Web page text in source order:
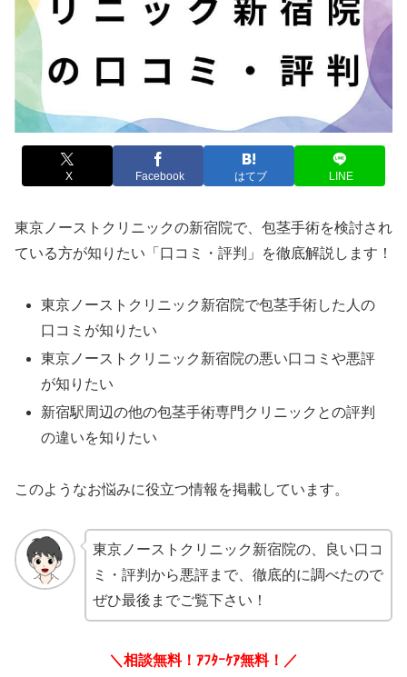
X Facebook はてブ LINE
東京ノーストクリニックの新宿院で、包茎手術を検討され
ている方が知りたい「口コミ・評判」を徹底解説します！
東京ノーストクリニック新宿院で包茎手術した人の
口コミが知りたい
東京ノーストクリニック新宿院の悪い口コミや悪評
が知りたい
新宿駅周辺の他の包茎手術専門クリニックとの評判
の違いを知りたい
このようなお悩みに役立つ情報を掲載しています。
東京ノーストクリニック新宿院の、良い口コ
ミ・評判から悪評まで、徹底的に調べたので
ぜひ最後までご覧下さい！
＼相談無料！ｱﾌﾀｰｹｱ無料！／